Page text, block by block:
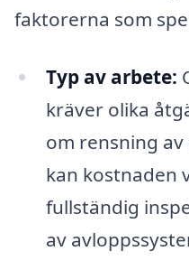
faktorerna som
Typ av arbete:
kräver olika
om rensning
kan kostnaden
fullständig
av